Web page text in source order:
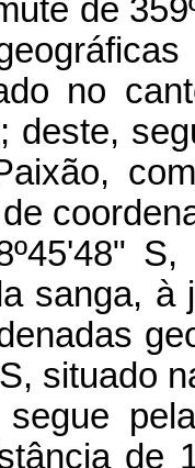
de
no
deste,
sanga, à
situado
de